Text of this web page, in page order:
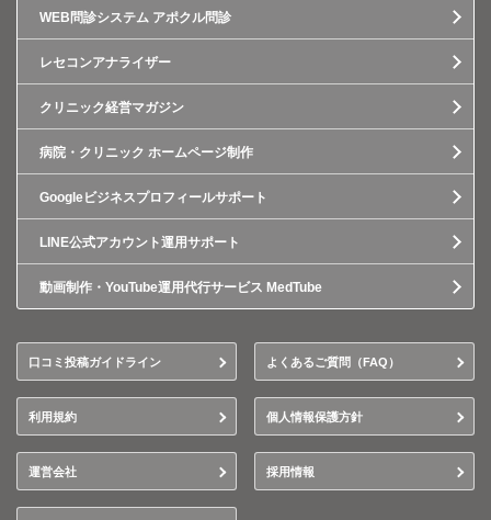
WEB問診システム アポクル問診
レセコンアナライザー
クリニック経営マガジン
病院・クリニック ホームページ制作
Googleビジネスプロフィールサポート
LINE公式アカウント運用サポート
動画制作・YouTube運用代行サービス MedTube
口コミ投稿ガイドライン よくあるご質問（FAQ）
利用規約 個人情報保護方針
運営会社 採用情報